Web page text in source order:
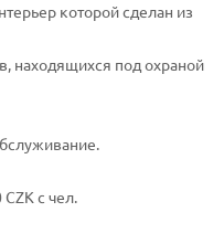
которой сделан из
находящихся под охраной
с чел.